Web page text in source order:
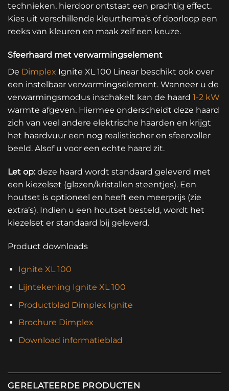
technieken, hierdoor ontstaat een prachtig effect.
Kies uit verschillende kleurthema’s of doorloop een
reeks van kleuren en maak zelf een keuze.
Sfeerhaard met verwarmingselement
De Dimplex Ignite XL 100 Linear beschikt ook over
een instelbaar verwarmingselement. Wanneer u de
verwarmingsmodus inschakelt kan de haard 1-2 kW
warmte afgeven. Hiermee onderscheidt deze haard
zich van veel andere elektrische haarden en krijgt
het haardvuur een nog realistischer en sfeervoller
beeld. Alsof u voor een echte haard zit.
Let op:deze haard wordt standaard geleverd met
een kiezelset (glazen/kristallen steentjes). Een
houtset is optioneel en heeft een meerprijs (zie
extra’s). Indien u een houtset besteld, wordt het
kiezelset er standaard bij geleverd.
Product downloads
Ignite XL 100
Lijntekening Ignite XL 100
Productblad Dimplex Ignite
Brochure Dimplex
Download informatieblad
GERELATEERDE PRODUCTEN